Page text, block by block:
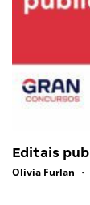
Editais
Olivia Furlan •